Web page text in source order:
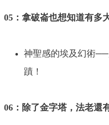
05：拿破崙也想知道有多
神聖感的埃及幻術
蹟！
06：除了金字塔，法老還